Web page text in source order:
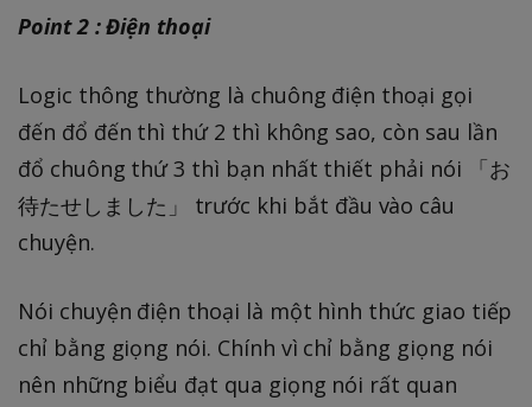
Point 2 : Điện thoại
Logic thông thường là chuông điện thoại gọi
đến đổ đến thì thứ 2 thì không sao, còn sau lần
đổ chuông thứ 3 thì bạn nhất thiết phải nói 「お
待たせしました」 trước khi bắt đầu vào câu
chuyện.
Nói chuyện điện thoại là một hình thức giao tiếp
chỉ bằng giọng nói. Chính vì chỉ bằng giọng nói
nên những biểu đạt qua giọng nói rất quan